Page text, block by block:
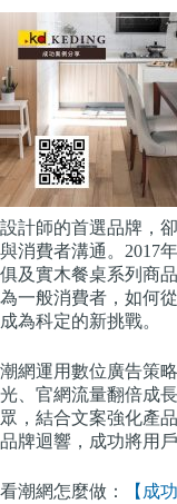
設計師的首選品牌，
與消費者溝通。2017
俱及實木餐桌系列商
為一般消費者，如何
成為科定的新挑戰。
潮網運用數位廣告策
光、官網流量翻倍成
眾，結合文案強化產
品牌迴響，成功將用
看潮網怎麼做：
【成